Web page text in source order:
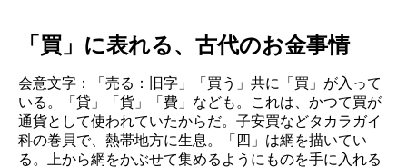
「買」に表れる、古代のお金事情
会意文字：「売る：旧字」「買う」共に「買」が入って
いる。「貸」「貨」「費」なども。これは、かつて買が
通貨として使われていたからだ。子安買などタカラガイ
科の巻貝で、熱帯地方に生息。「四」は網を描いてい
る。上から網をかぶせて集めるようにものを手に入れる